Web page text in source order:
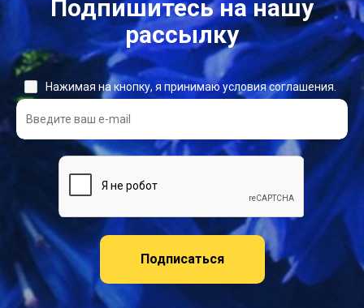
Подпишитесь на нашу
рассылку
Подписаться
Нажимая на кнопку, я принимаю условия соглашения.